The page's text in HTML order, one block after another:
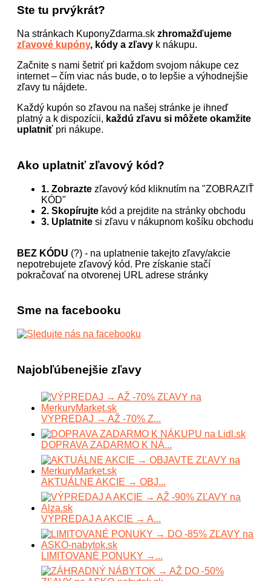
Ste tu prvýkrát?
Na stránkach KuponyZdarma.sk zhromažďujeme
zľavové kupóny, kódy a zľavy k nákupu.
Začnite s nami šetriť pri každom svojom nákupe cez
internet – čím viac nás bude, o to lepšie a výhodnejšie
zľavy tu nájdete.
Každý kupón so zľavou na našej stránke je ihneď
platný a k dispozícii, každú zľavu si môžete okamžite
uplatniť pri nákupe.
Ako uplatniť zľavový kód?
1. Zobrazte zľavový kód kliknutím na "ZOBRAZIŤ
KÓD"
2. Skopírujte kód a prejdite na stránky obchodu
3. Uplatnite si zľavu v nákupnom košíku obchodu
BEZ KÓDU (?) - na uplatnenie takejto zľavy/akcie
nepotrebujete zľavový kód. Pre získanie stačí
pokračovať na otvorenej URL adrese stránky
Sme na facebooku
Najobľúbenejšie zľavy
VÝPREDAJ → AŽ -70% Z...
DOPRAVA ZADARMO K NÁ...
AKTUÁLNE AKCIE → OBJ...
VÝPREDAJ A AKCIE → A...
LIMITOVANÉ PONUKY →...